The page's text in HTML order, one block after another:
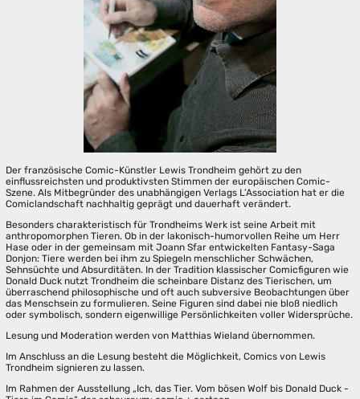
Der französische Comic-Künstler Lewis Trondheim gehört zu den
einflussreichsten und produktivsten Stimmen der europäischen Comic-
Szene. Als Mitbegründer des unabhängigen Verlags L’Association hat er die
Comiclandschaft nachhaltig geprägt und dauerhaft verändert.
Besonders charakteristisch für Trondheims Werk ist seine Arbeit mit
anthropomorphen Tieren. Ob in der lakonisch-humorvollen Reihe um Herr
Hase oder in der gemeinsam mit Joann Sfar entwickelten Fantasy-Saga
Donjon: Tiere werden bei ihm zu Spiegeln menschlicher Schwächen,
Sehnsüchte und Absurditäten. In der Tradition klassischer Comicfiguren wie
Donald Duck nutzt Trondheim die scheinbare Distanz des Tierischen, um
überraschend philosophische und oft auch subversive Beobachtungen über
das Menschsein zu formulieren. Seine Figuren sind dabei nie bloß niedlich
oder symbolisch, sondern eigenwillige Persönlichkeiten voller Widersprüche.
Lesung und Moderation werden von Matthias Wieland übernommen.
Im Anschluss an die Lesung besteht die Möglichkeit, Comics von Lewis
Trondheim signieren zu lassen.
Im Rahmen der Ausstellung „Ich, das Tier. Vom bösen Wolf bis Donald Duck -